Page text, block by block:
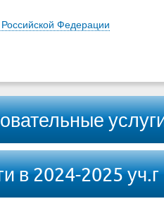
Федерации
в 2024-2025 уч.г